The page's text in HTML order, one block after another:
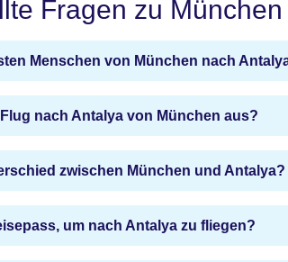
Fragen zu
Menschen von München nach
nach Antalya von München aus?
zwischen München und Antalya?
um nach Antalya zu fliegen?